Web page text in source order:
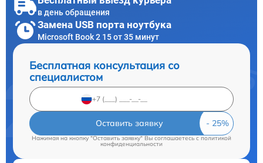
в день обращения
Замена USB порта ноутбука
Microsoft Book 2 15 от 35 минут
Бесплатная консультация со
специалистом
Оставить заявку
Нажимая на кнопку "Оставить заявку" Вы соглашаетесь cполитикой
конфиденциальности